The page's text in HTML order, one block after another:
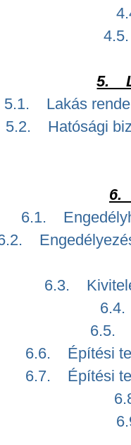
5.
5.1. Lakás
5.2. Hatósági
6.
6.1.
6.3.
6.4.
6.5.
6.6. Építési
6.7. Építési